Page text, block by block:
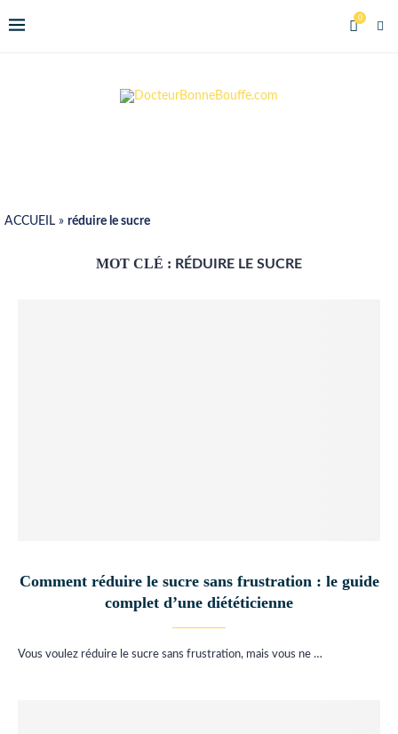
0
ACCUEIL » réduire le sucre
MOT CLÉ : RÉDUIRE LE SUCRE
Comment réduire le sucre sans frustration : le guide
complet d’une diététicienne
Vous voulez réduire le sucre sans frustration, mais vous ne …